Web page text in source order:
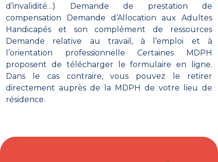
d’invalidité…) Demande de prestation de
compensation Demande d’Allocation aux Adultes
Handicapés et son complément de ressources
Demande relative au travail, à l’emploi et à
l’orientation professionnelle Certaines MDPH
proposent de télécharger le formulaire en ligne.
Dans le cas contraire, vous pouvez le retirer
directement auprès de la MDPH de votre lieu de
résidence.